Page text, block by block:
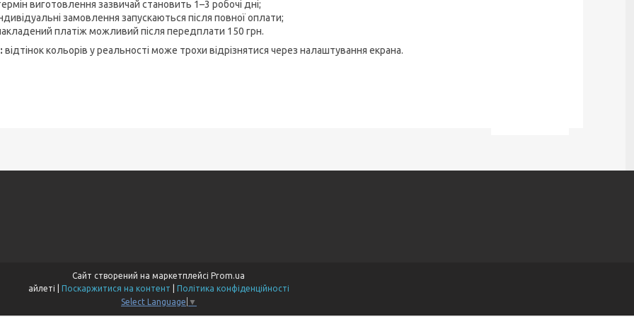
виготовлення зазвичай становить 1–3 робочі дні;
замовлення запускаються після повної оплати;
платіж можливий після передплати 150 грн.
відтінок кольорів у реальності може трохи відрізнятися через налаштування екрана.
Сайт створений на маркетплейсі Prom.ua
Поскаржитися на контент
Політика конфіденційності
Select Language ▼